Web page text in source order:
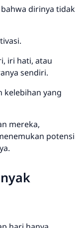
dirinya tidak
iri hati, atau
sendiri.
kelebihan yang
mereka,
potensi